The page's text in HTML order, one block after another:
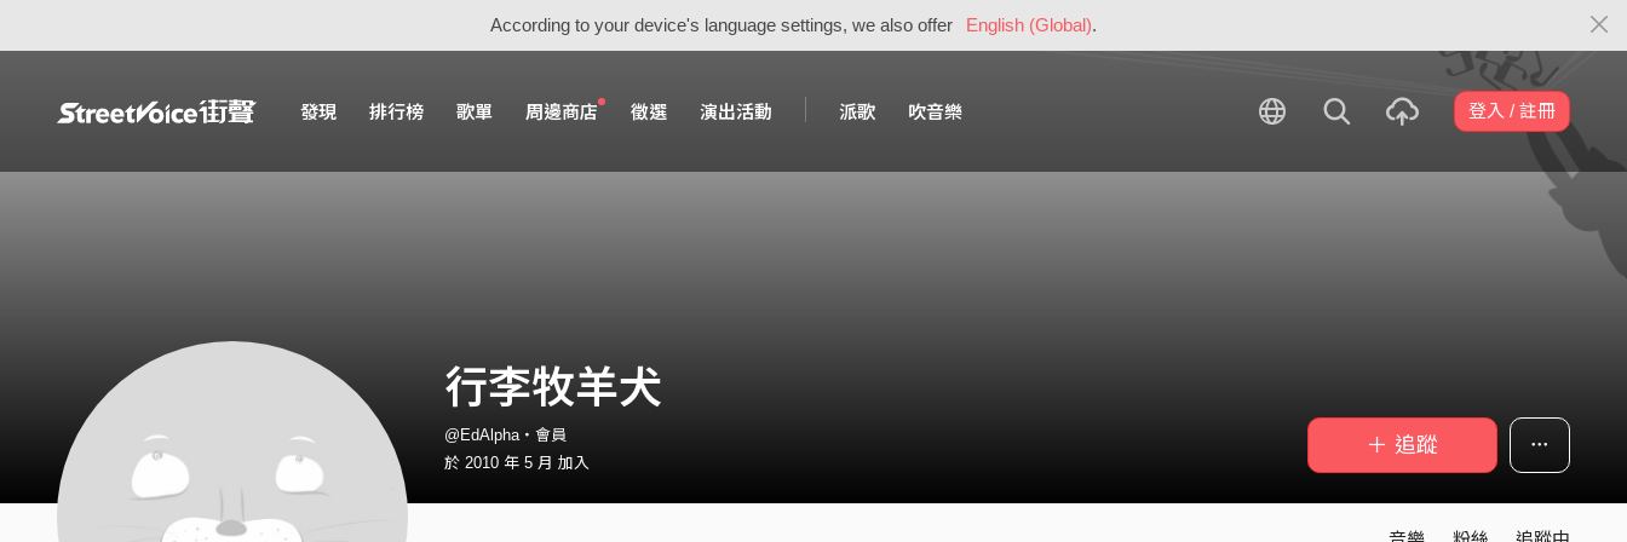
According to your device's language settings, we also offer English (Global).
發現 排行榜 歌單 周邊商店 徵選 演出活動 派歌 吹音樂 登入 / 註冊
行李牧羊犬
@EdAlpha・會員
於 2010 年 5 月 加入
＋ 追蹤